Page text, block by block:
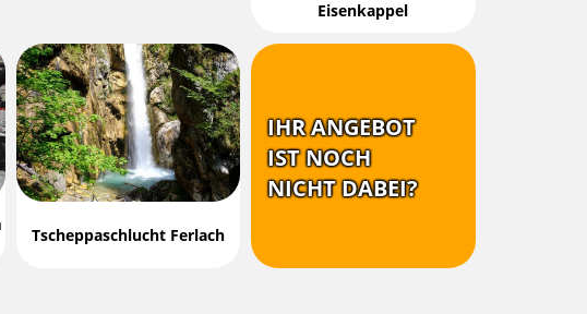
Eisenkappel
Tscheppaschlucht Ferlach
IHR ANGEBOT
IST NOCH
NICHT DABEI?